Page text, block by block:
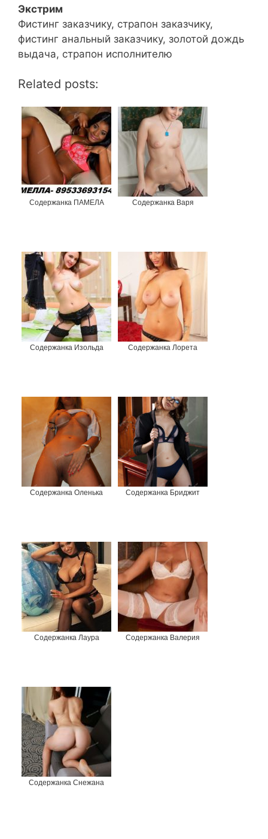
Экстрим
Фистинг заказчику, страпон заказчику,
фистинг анальный заказчику, золотой дождь
выдача, страпон исполнителю
Related posts:
Содержанка ПАМЕЛА Содержанка Варя
Содержанка Изольда Содержанка Лорета
Содержанка Оленька Содержанка Бриджит
Содержанка Лаура Содержанка Валерия
Содержанка Снежана